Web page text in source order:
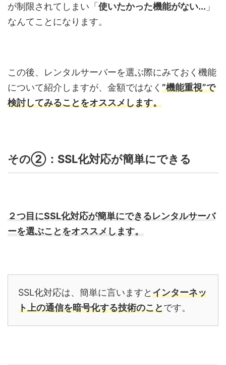
が制限されてしまい「 使いたかった機能がない... 」
なんてことになります。
この後、レンタルサーバーを選ぶ際にみておく機能
について紹介しますが、金額ではなく ”機能重視”で
検討してみることをオススメします。
その②：SSL化対応が簡単にできる
２つ目にSSL化対応が簡単にできるレンタルサーバ
ーを選ぶことをオススメします。
SSL化対応は、簡単に言いますとインターネッ
ト上の通信を暗号化する技術のことです。